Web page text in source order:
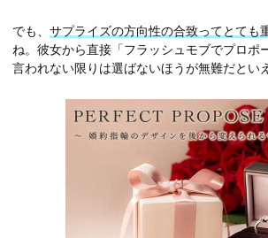
でも、 サプライズの方向性の合致ってとても
ね。彼女から直接「フラッシュモブでプロポ
言われない限りは選ばないほうが無難だとい